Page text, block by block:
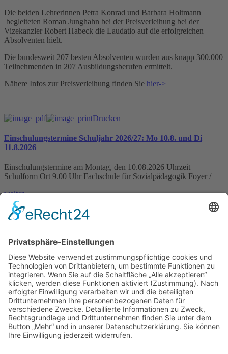
Die beiden Lehrerinnen Petra Konrad und Barbara Holtmann
begleiteten Roman Junghahn bei der Preisverleihung bei der
Vizekanzler Robert Habeck die Laudatio auf die erfolgreichen
Absolventen hielt.
Die bundesweit 207 besten Absolventen wurden aus knapp 300.000
Teilnehmenden in 207 Ausbildungsberufen ermittelt.
Nähere Infos zur Preisverleihung finden Sie hier->
Drucken
Einschulungstermine Schuljahr 2026/27: Mo 10.8. und Di
11.8.2026
Einschulungstermine am Montag, den 10.08.2026 Uhrzeit
Schulform Ort 9.00 Uhr Fachschule für Sozialpädagogik Foyer /
weiter »
IHK-News: Florist-Azubis zeigen blühende Kreativität bei
Wiesbaden, 19. Juni 2026 – Acht Florist-Azubis haben in der
weiter »
Schutzkonzept gegen sexualisierte Gewalt veröffentlicht
weiter »
Louise-Schroeder-Schule